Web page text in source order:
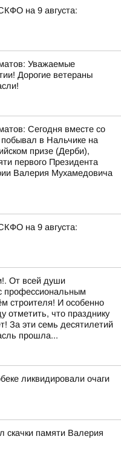
на 9 августа:
Уважаемые
Дорогие ветераны
Сегодня вместе со
в Нальчике на
призе (Дерби),
первого Президента
Валерия Мухамедовича
на 9 августа:
От всей души
профессиональным
строителя! И особенно
отметить, что празднику
За эти семь десятилетий
прошла...
ликвидировали очаги
скачки памяти Валерия